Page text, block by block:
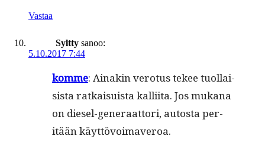
Vastaa
Syltty sanoo:
5.10.2017 7:44
komme: Ainakin vero­tus tekee tuol­lai­
sista ratkaisu­ista kalli­ita. Jos mukana
on diesel-gen­er­aat­tori, autos­ta per­
itään käyttövoimaveroa.